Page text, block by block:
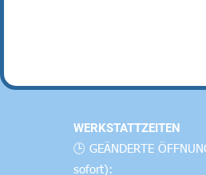
WERKSTATTZEITEN
🕒 GEÄNDERTE
sofort):